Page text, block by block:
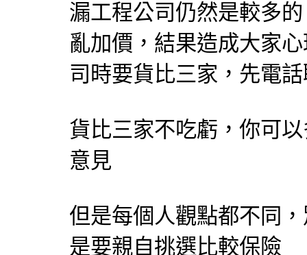
漏工程公司仍然是較多
亂加價，結果造成大家
司時要貨比三家，先電
貨比三家不吃虧，你可
意見
但是每個人觀點都不同
是要親自挑選比較保險